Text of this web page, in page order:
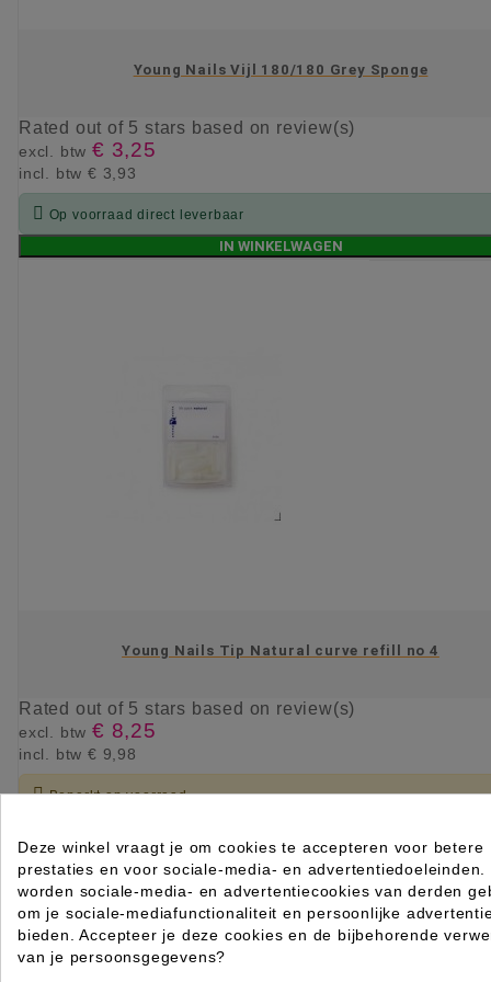
Young Nails Vijl 180/180 Grey Sponge
Rated out of 5 stars based on review(s)
excl. btw € 3,25
incl. btw € 3,93
 Op voorraad direct leverbaar
IN WINKELWAGEN
Young Nails Tip Natural curve refill no 4
Rated out of 5 stars based on review(s)
excl. btw € 8,25
incl. btw € 9,98
 Beperkt op voorraad
Deze winkel vraagt je om cookies te accepteren voor betere
prestaties en voor sociale-media- en advertentiedoeleinden.
worden sociale-media- en advertentiecookies van derden
om je sociale-mediafunctionaliteit en persoonlijke
bieden. Accepteer je deze cookies en de bijbehorende
van je persoonsgegevens?